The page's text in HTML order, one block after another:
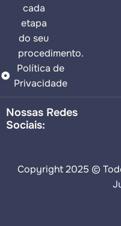
cada
etapa
do seu
procedimento.
Política de
Privacidade
Copyright 2025 ©
Nossas Redes
Sociais: